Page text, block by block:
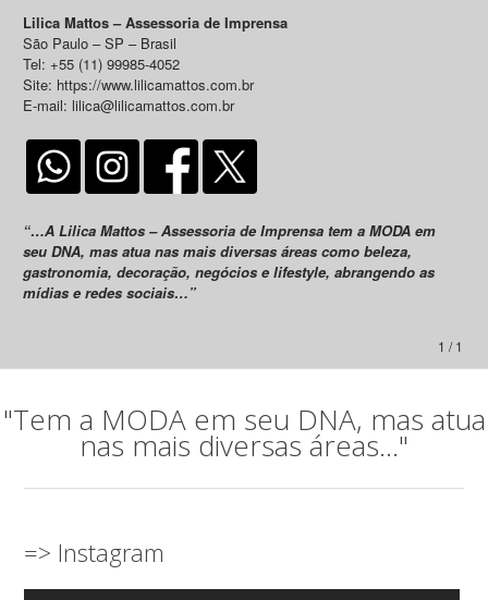
Lilica Mattos – Assessoria de Imprensa
São Paulo – SP – Brasil
Tel: +55 (11) 99985-4052
Site: https://www.lilicamattos.com.br
E-mail: lilica@lilicamattos.com.br
“…A Lilica Mattos – Assessoria de Imprensa tem a MODA em
seu DNA, mas atua nas mais diversas áreas como beleza,
gastronomia, decoração, negócios e lifestyle, abrangendo as
mídias e redes sociais…”
1 / 1
"Tem a MODA em seu DNA, mas atua
nas mais diversas áreas..."
=> Instagram